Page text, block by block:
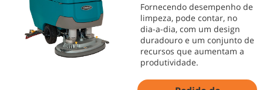
Fornecendo desempenho de
limpeza, pode contar, no
dia-a-dia, com um design
duradouro e um conjunto de
recursos que aumentam a
produtividade.